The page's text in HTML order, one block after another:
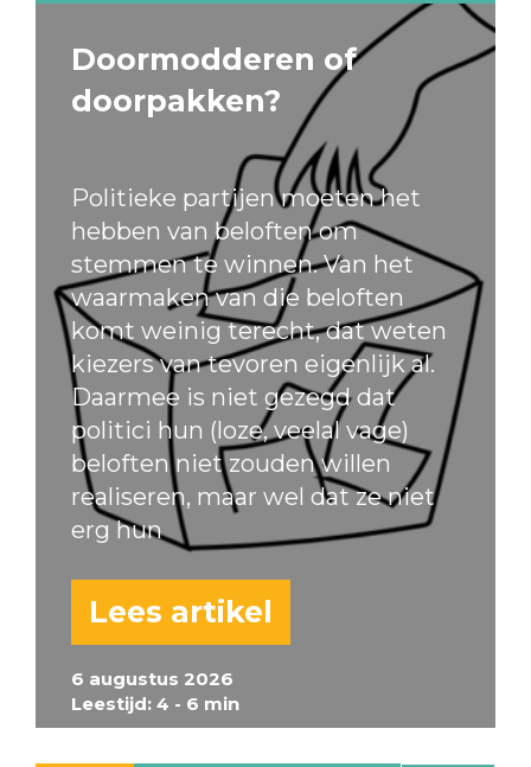
6 augustus 2026
Leestijd: 4 - 6 min
Doormodderen of
doorpakken?
Politieke partijen moeten het
hebben van beloften om
stemmen te winnen. Van het
waarmaken van die beloften
komt weinig terecht, dat weten
kiezers van tevoren eigenlijk al.
Daarmee is niet gezegd dat
politici hun (loze, veelal vage)
beloften niet zouden willen
realiseren, maar wel dat ze niet
erg hun
Lees artikel